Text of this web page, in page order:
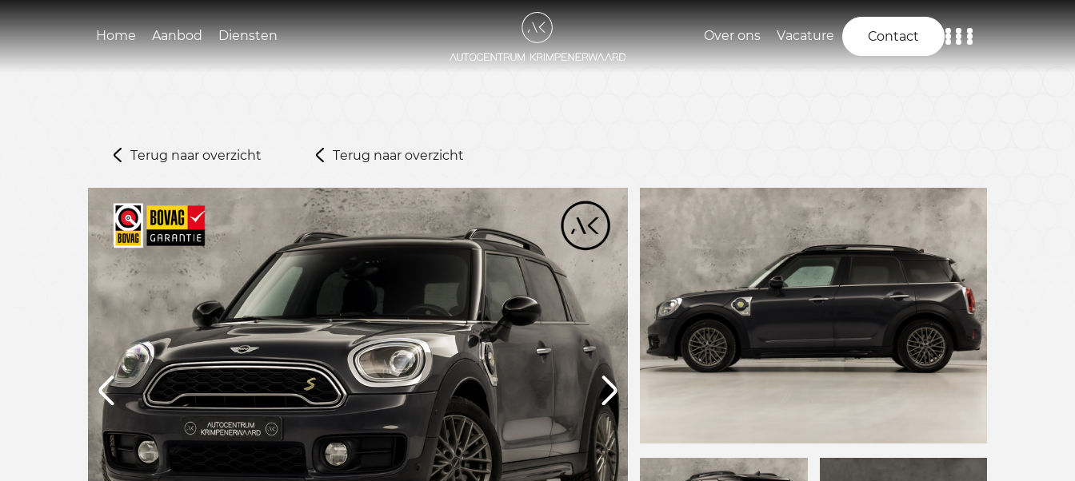
Home Aanbod Diensten Over ons Vacature Contact
Diensten
Over ons
Vacature
Contact
Terug naar overzicht Terug naar overzicht